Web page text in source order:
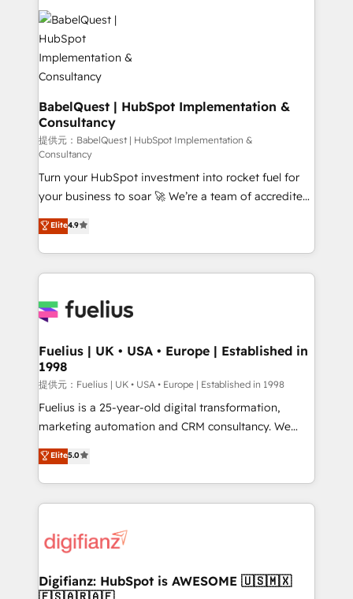
Innovation HubSpot Impact Award - Platform
Migration Excellence HubSpot Impact Award -
Platform Excellence 35+ full-time HubSpot
professionals.
Pipedrive, Dynamics etc • Technical projects inc.
Custom API integrations & ERP systems inc. SAP and
Netsuite A little about us... • Boutique 'Elite' Team (12
super skilled members) • 150+ Clients for Sales Hub,
Marketing Hub, Service Hub, Data Hub and Website
(CMS) • ISO/IEC 27001:2022, ISO 9001:2015 and
now... ISO 42001: 2023 certified • Exclusive AI
'GuardHub' governance framework, based on ISO
42001 - helping you 'organise complexity' 𝗥𝗲𝗮𝗱𝘆
𝗳𝗼𝗿 𝘁𝗵𝗲 𝗻𝗲𝘅𝘁 𝘀𝘁𝗲𝗽? Click the 👈 '𝗖𝗼𝗻𝘁𝗮𝗰𝘁
𝗯𝘂𝘀𝗶𝗻𝗲𝘀𝘀' button to get in touch (𝘸𝘦'𝘳𝘦 𝘴𝘶𝘱𝘦𝘳
𝘳𝘦𝘴𝘱𝘰𝘯𝘴𝘪𝘷𝘦)
BabelQuest | HubSpot Implementation &
Consultancy
提供元：BabelQuest | HubSpot Implementation &
Consultancy
Turn your HubSpot investment into rocket fuel for
your business to soar 🚀 We’re a team of accredited
HubSpot experts ready to help you. We can
implement the platform into complex business
environments, optimise what you've got and make
sure you can actually use it, build your website in
for you and execute it on HubSpot. We are on the
framework, meaning we've been accredited by
HubSpot and vetted by the CCS, which means we
can support public sector companies as well the
other ones listed in our profile. Our services: -
HubSpot implementation - HubSpot CMS website
is there for you to: - Grow revenue, and run your
business more efficiently - Build stronger
more people - Get the most out of your HubSpot
investment
Elite4.9
Fuelius | UK • USA • Europe | Established in
1998
提供元：Fuelius | UK • USA • Europe | Established in 1998
Fuelius is a 25-year-old digital transformation,
marketing automation and CRM consultancy. We
enable mid-market and enterprise clients to
maximise their return from digital and fuel their
growth. We modernise platforms, streamline
operations that are causing inefficiencies, improve
supercharge revenue operations Key services: • CRM
Transformation / Web Development • RevOps &
Elite5.0
Digifianz: HubSpot is AWESOME 🇺🇸🇲🇽